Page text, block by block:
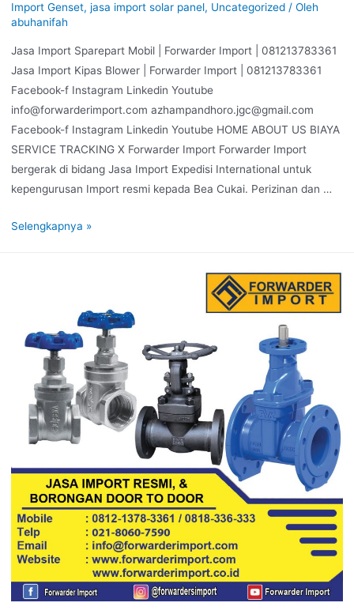
Import Genset, jasa import solar panel, Uncategorized/ Oleh
abuhanifah
Jasa Import Sparepart Mobil | Forwarder Import | 081213783361
Jasa Import Kipas Blower | Forwarder Import | 081213783361
Facebook-f Instagram Linkedin Youtube
info@forwarderimport.com azhampandhoro.jgc@gmail.com
Facebook-f Instagram Linkedin Youtube HOME ABOUT US BIAYA
SERVICE TRACKING X Forwarder Import Forwarder Import
bergerak di bidang Jasa Import Expedisi International untuk
kepengurusan Import resmi kepada Bea Cukai. Perizinan dan …
Selengkapnya »